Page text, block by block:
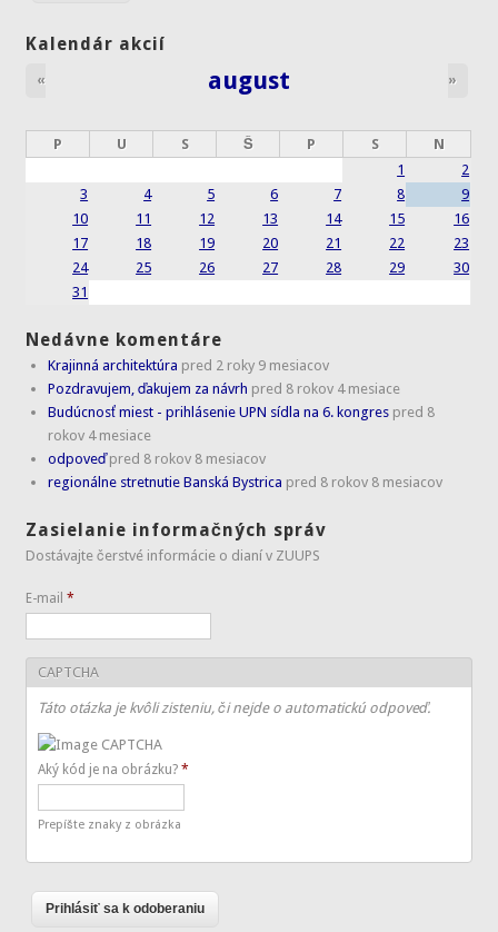
Kalendár akcií
august
« »
P U S Š P S
N
1
2
3
4 5 6 7 8
9
10
11 12 13 14 15
16
17
18 19 20 21 22
23
24
25 26 27 28 29
30
31
Nedávne komentáre
Krajinná architektúra pred 2 roky 9 mesiacov
Pozdravujem, ďakujem za návrh pred 8 rokov 4 mesiace
Budúcnosť miest - prihlásenie UPN sídla na 6. kongres pred 8
rokov 4 mesiace
odpoveď pred 8 rokov 8 mesiacov
regionálne stretnutie Banská Bystrica pred 8 rokov 8 mesiacov
Zasielanie informačných správ
Dostávajte čerstvé informácie o dianí v ZUUPS
E-mail*
CAPTCHA
Táto otázka je kvôli zisteniu, či nejde o automatickú odpoveď.
Aký kód je na obrázku?*
Prepíšte znaky z obrázka